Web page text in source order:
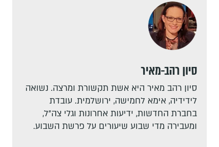
סיון רהב-מאיר
סיון רהב מאיר היא אשת תקשורת ומרצה. נשואה
לידידיה, אימא לחמישה, ירושלמית. עובדת
בחברת החדשות, ידיעות אחרונות וגלי צה"ל,
ומעבירה מדי שבוע שיעורים על פרשת השבוע.